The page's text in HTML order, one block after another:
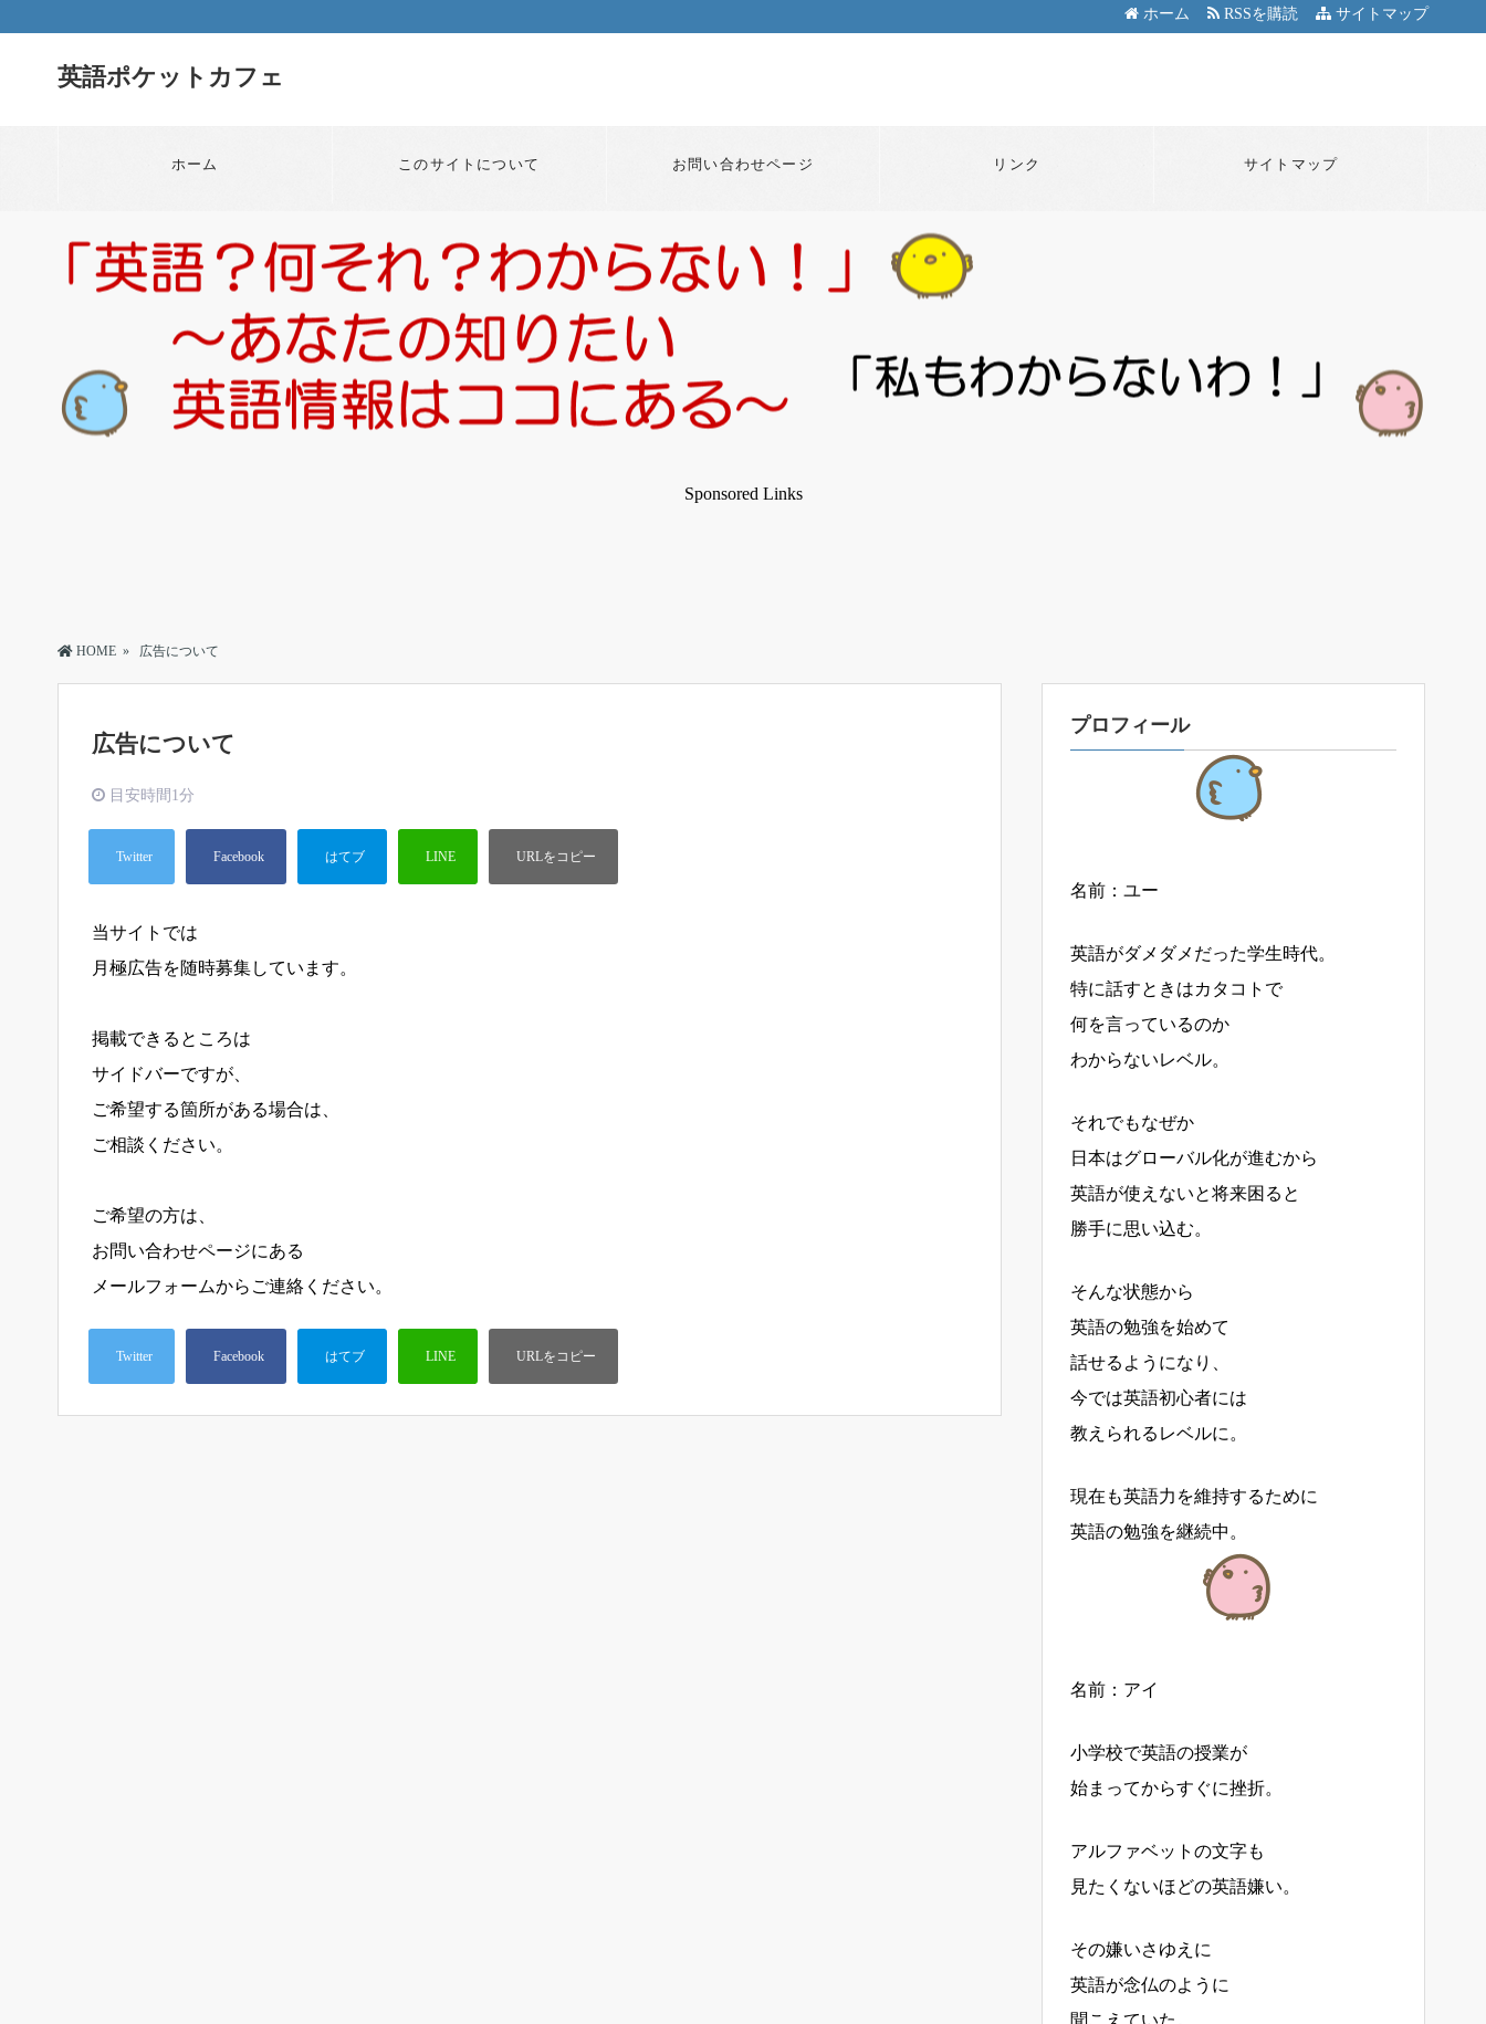
サイトマップ
RSSを購読
ホーム
英語ポケットカフェ
ホーム このサイトについて お問い合わせページ リンク サイトマップ
Sponsored Links
HOME » 広告について
広告について
目安時間 1分
当サイトでは
月極広告を随時募集しています。
掲載できるところは
サイドバーですが、
ご希望する箇所がある場合は、
ご相談ください。
ご希望の方は、
お問い合わせページにある
メールフォームからご連絡ください。
プロフィール
名前：ユー
英語がダメダメだった学生時代。
特に話すときはカタコトで
何を言っているのか
わからないレベル。
それでもなぜか
日本はグローバル化が進むから
英語が使えないと将来困ると
勝手に思い込む。
そんな状態から
英語の勉強を始めて
話せるようになり、
今では英語初心者には
教えられるレベルに。
現在も英語力を維持するために
英語の勉強を継続中。
名前：アイ
小学校で英語の授業が
始まってからすぐに挫折。
アルファベットの文字も
見たくないほどの英語嫌い。
その嫌いさゆえに
英語が念仏のように
聞こえていた。